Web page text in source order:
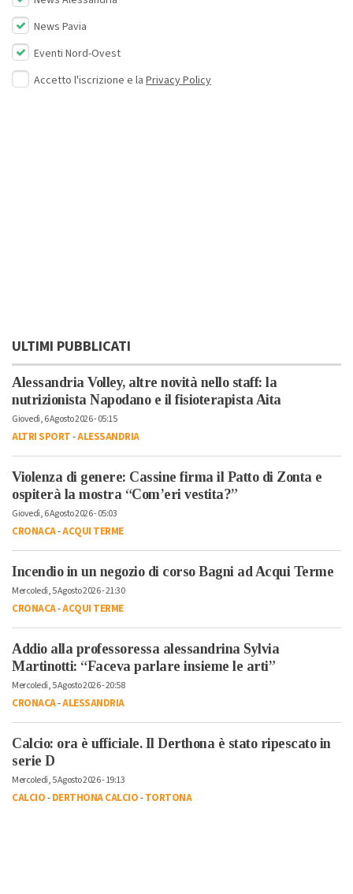
News Pavia
Eventi Nord-Ovest
Accetto l'iscrizione e la Privacy Policy
ULTIMI PUBBLICATI
Alessandria Volley, altre novità nello staff: la
nutrizionista Napodano e il fisioterapista Aita
Giovedì, 6 Agosto 2026 - 05:15
ALTRI SPORT-ALESSANDRIA
Violenza di genere: Cassine firma il Patto di Zonta e
ospiterà la mostra “Com’eri vestita?”
Giovedì, 6 Agosto 2026 - 05:03
CRONACA-ACQUI TERME
Incendio in un negozio di corso Bagni ad Acqui Terme
Mercoledì, 5 Agosto 2026 - 21:30
CRONACA-ACQUI TERME
Addio alla professoressa alessandrina Sylvia
Martinotti: “Faceva parlare insieme le arti”
Mercoledì, 5 Agosto 2026 - 20:58
CRONACA-ALESSANDRIA
Calcio: ora è ufficiale. Il Derthona è stato ripescato in
serie D
Mercoledì, 5 Agosto 2026 - 19:13
CALCIO-DERTHONA CALCIO-TORTONA